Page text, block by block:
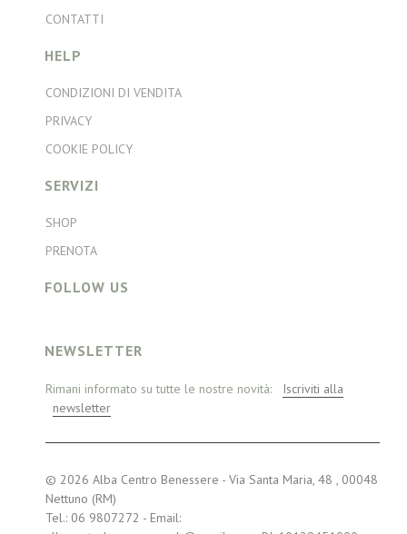
CONTATTI
HELP
CONDIZIONI DI VENDITA
PRIVACY
COOKIE POLICY
SERVIZI
SHOP
PRENOTA
FOLLOW US
NEWSLETTER
Rimani informato su tutte le nostre novità:
Iscriviti alla
newsletter
© 2026 Alba Centro Benessere - Via Santa Maria, 48 , 00048
Nettuno (RM)
Tel.: 06 9807272 - Email: